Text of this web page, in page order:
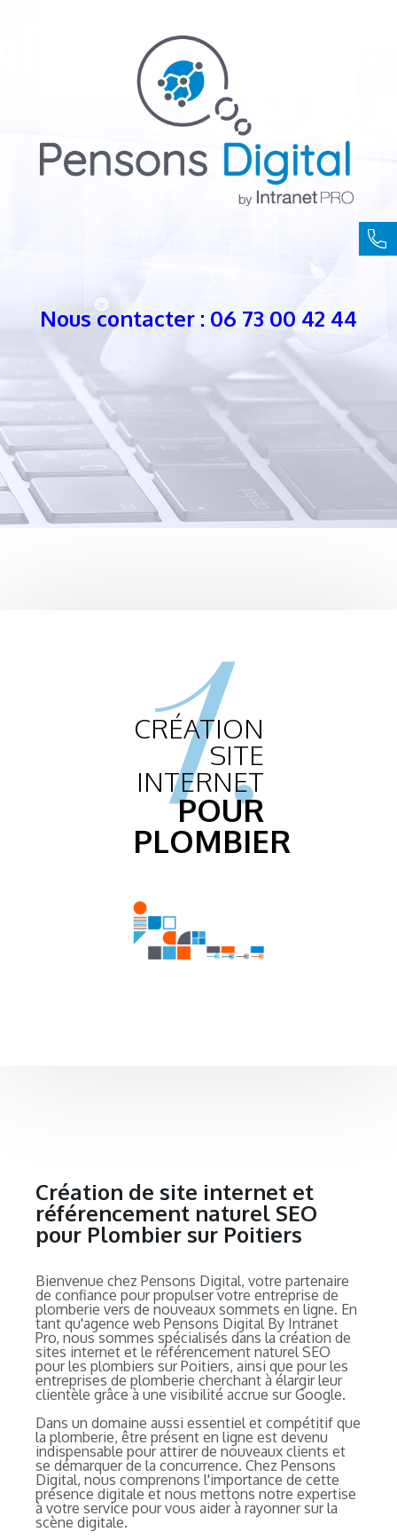
Nous contacter : 06 73 00 42 44
1.
CRÉATION
SITE
INTERNET
POUR
PLOMBIER
Création de site internet et
référencement naturel SEO
pour Plombier sur Poitiers
Bienvenue chez Pensons Digital, votre partenaire
de confiance pour propulser votre entreprise de
plomberie vers de nouveaux sommets en ligne. En
tant qu'agence web Pensons Digital By Intranet
Pro, nous sommes spécialisés dans la création de
sites internet et le référencement naturel SEO
pour les plombiers sur Poitiers, ainsi que pour les
entreprises de plomberie cherchant à élargir leur
clientèle grâce à une visibilité accrue sur Google.
Dans un domaine aussi essentiel et compétitif que
la plomberie, être présent en ligne est devenu
indispensable pour attirer de nouveaux clients et
se démarquer de la concurrence. Chez Pensons
Digital, nous comprenons l'importance de cette
présence digitale et nous mettons notre expertise
à votre service pour vous aider à rayonner sur la
scène digitale.